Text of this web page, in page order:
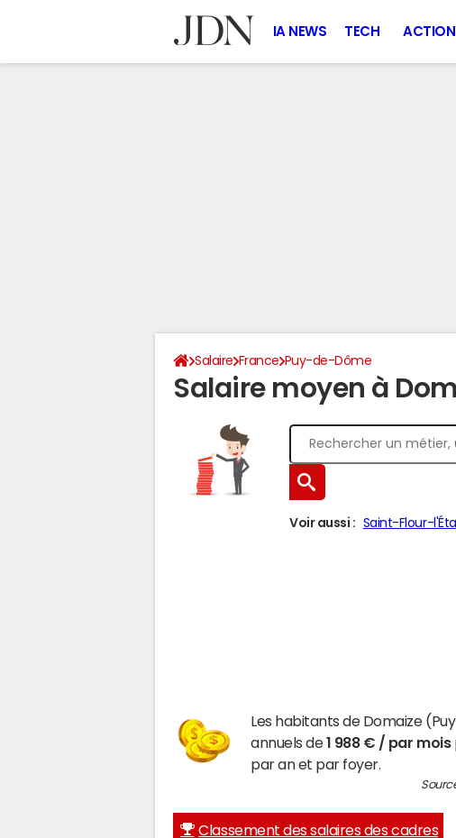
IA NEWS TECH ACTION
Salaire France Puy-de-Dôme
Salaire moyen à
Voir aussi : Saint-Flour-
Les habitants de Domaize
annuels de1 988 € / par mois
par an et par foyer.
Classement des salaires des cadres